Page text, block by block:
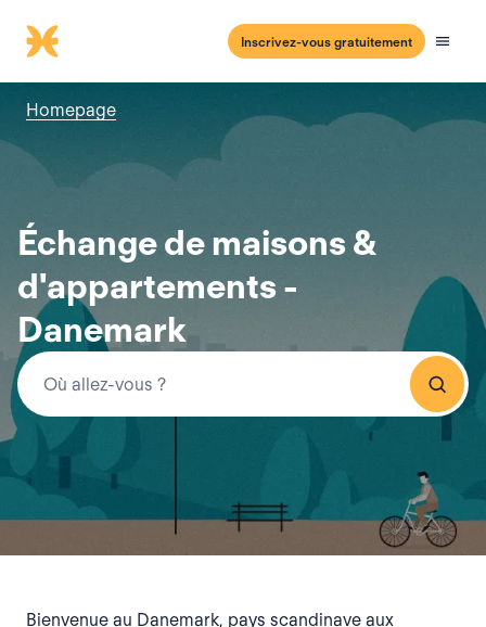
Inscrivez-vous gratuitement
Homepage
Échange de maisons &
d'appartements -
Danemark
Bienvenue au Danemark, pays scandinave aux